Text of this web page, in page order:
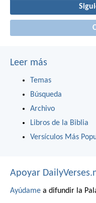
Leer más
Temas
Búsqueda
Archivo
Libros de la Biblia
Versículos Más
Apoyar
Ayúdame a difundir la